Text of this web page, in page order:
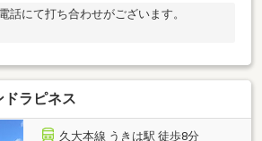
話にて打ち合わせがございます。
ドラピネス
久大本線 うきは駅 徒歩8分